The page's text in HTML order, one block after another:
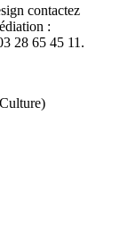
contactez
:
28 65 45 11.